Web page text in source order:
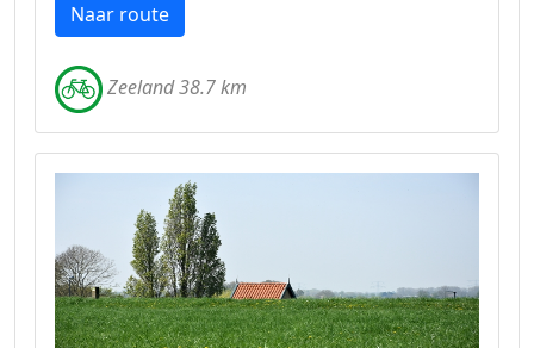
Naar route
Zeeland 38.7 km